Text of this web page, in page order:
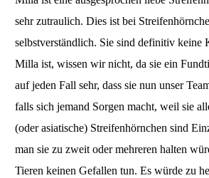
sehr zutraulich. Dies ist bei
selbstverständlich. Sie sind definitiv keine
Milla ist, wissen wir nicht, da sie ein
auf jeden Fall sehr, dass sie nun unser
falls sich jemand Sorgen macht, weil sie
(oder asiatische) Streifenhörnchen sind
man sie zu zweit oder mehreren halten
Tieren keinen Gefallen tun. Es würde zu